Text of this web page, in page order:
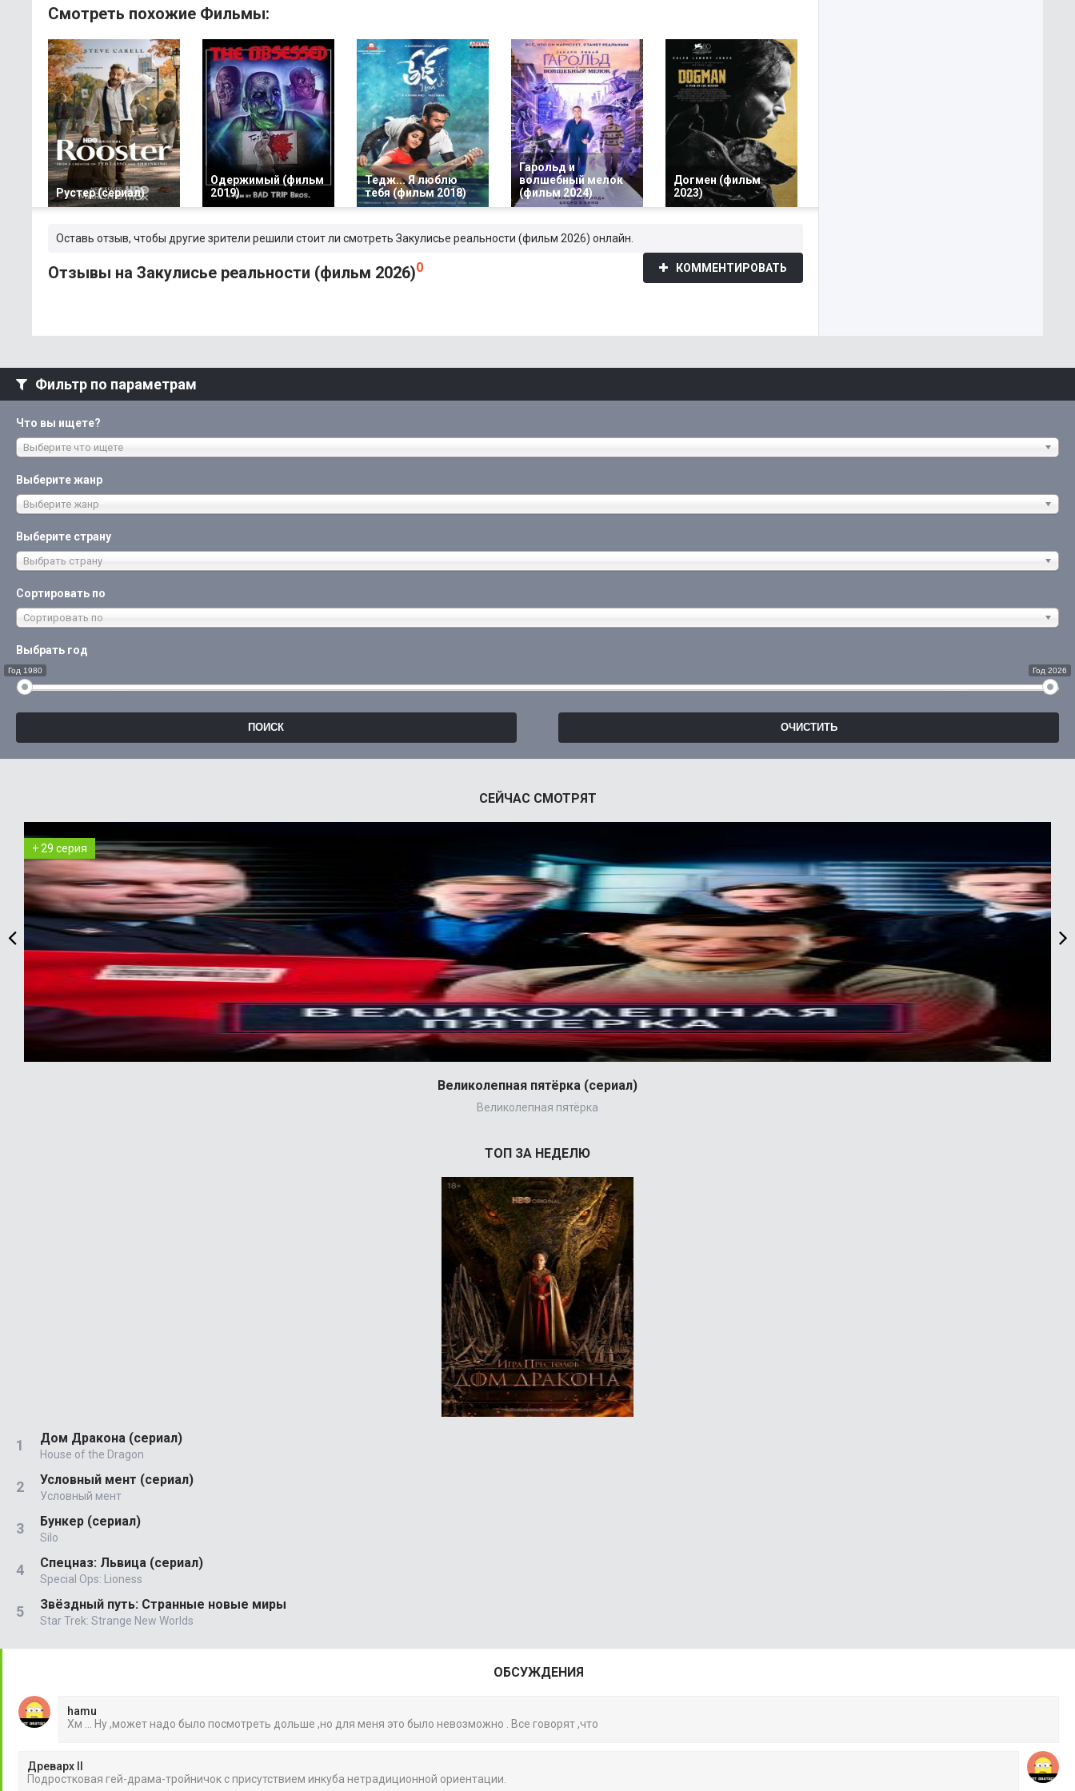
Смотреть похожие Фильмы:
Рустер (сериал)
Одержимый (фильм
2019)
Тедж... Я люблю
тебя (фильм 2018)
Гарольд и
волшебный мелок
(фильм 2024)
Догмен (фильм
2023)
Оставь отзыв, чтобы другие зрители решили стоит ли смотреть Закулисье реальности (фильм 2026) онлайн.
Отзывы на Закулисье реальности (фильм 2026)0 КОММЕНТИРОВАТЬ
Фильтр по параметрам
Что вы ищете?
Выберите что ищете
Выберите жанр
Выберите жанр
Выберите страну
Выбрать страну
Сортировать по
Сортировать по
Выбрать год
Год 1980 Год 2026
СЕЙЧАС СМОТРЯТ
+ 29 серия
Великолепная пятёрка (сериал)
Великолепная пятёрка
ТОП ЗА НЕДЕЛЮ
Дом Дракона (сериал)
House of the Dragon
Условный мент (сериал)
Условный мент
Бункер (сериал)
Silo
Спецназ: Львица (сериал)
Special Ops: Lioness
Звёздный путь: Странные новые миры
Star Trek: Strange New Worlds
ОБСУЖДЕНИЯ
hamu
Хм ... Ну ,может надо было посмотреть дольше ,но для меня это было невозможно . Все говорят ,что
Древарх II
Подростковая гей-драма-тройничок с присутствием инкуба нетрадиционной ориентации.